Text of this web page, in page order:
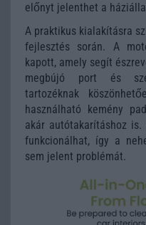
előnyt jelenthet a
A praktikus kialakításra
fejlesztés során. A
kapott, amely segít
megbújó port és
tartozéknak
használható kemény
akár autótakarításhoz
funkcionálhat, így a
sem jelent problémát.